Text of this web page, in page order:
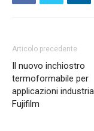
Articolo precedente
Il nuovo inchiostro
termoformabile per
applicazioni
Fujifilm